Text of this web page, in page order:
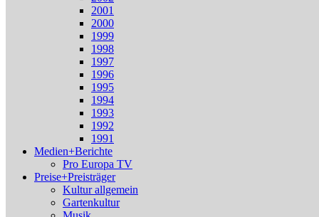
2001
2000
1999
1998
1997
1996
1995
1994
1993
1992
1991
Medien+Berichte
Pro Europa TV
Preise+Preisträger
Kultur allgemein
Gartenkultur